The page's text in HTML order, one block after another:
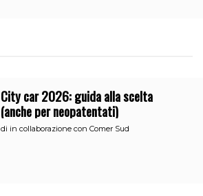
City car 2026: guida alla scelta
(anche per neopatentati)
di in collaborazione con Comer Sud